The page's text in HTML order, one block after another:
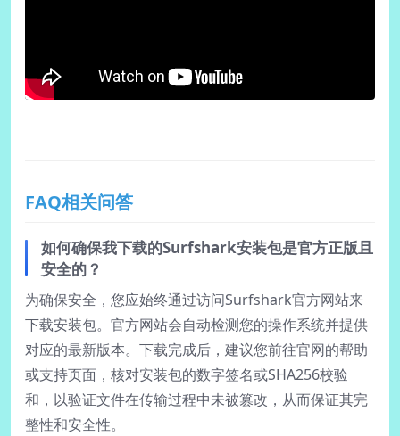
FAQ相关问答
如何确保我下载的Surfshark安装包是官方正版且
安全的？
为确保安全，您应始终通过访问Surfshark官方网站来
下载安装包。官方网站会自动检测您的操作系统并提供
对应的最新版本。下载完成后，建议您前往官网的帮助
或支持页面，核对安装包的数字签名或SHA256校验
和，以验证文件在传输过程中未被篡改，从而保证其完
整性和安全性。